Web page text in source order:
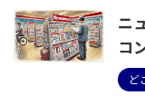
ニ
コ
ど